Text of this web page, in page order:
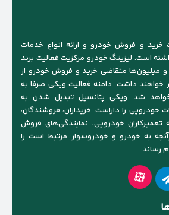
خرید و فروش خودرو و ارائه انواع خدمات
است. لیزینگ خودرو مرکزیت فعالیت برند
میلیون‌ها متقاضی خرید و فروش خودرو از
خواهند داشت. دامنه فعالیت ویکی صرفا به
شد. ویکی پتانسیل تبدیل شدن به
خودرویی را داراست. خریداران، فروشندگان،
تعمیرکاران خودرویی، نمایندگی‌های فروش
به خودرو و خودروسوار مرتبط است را
رساند.
تلگرام آپارات